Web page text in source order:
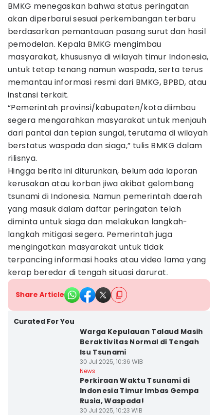
BMKG menegaskan bahwa status peringatan
akan diperbarui sesuai perkembangan terbaru
berdasarkan pemantauan pasang surut dan hasil
pemodelan. Kepala BMKG mengimbau
masyarakat, khususnya di wilayah timur Indonesia,
untuk tetap tenang namun waspada, serta terus
memantau informasi resmi dari BMKG, BPBD, atau
instansi terkait.
“Pemerintah provinsi/kabupaten/kota diimbau
segera mengarahkan masyarakat untuk menjauh
dari pantai dan tepian sungai, terutama di wilayah
berstatus waspada dan siaga,” tulis BMKG dalam
rilisnya.
Hingga berita ini diturunkan, belum ada laporan
kerusakan atau korban jiwa akibat gelombang
tsunami di Indonesia. Namun pemerintah daerah
yang masuk dalam daftar peringatan telah
diminta untuk siaga dan melakukan langkah-
langkah mitigasi segera. Pemerintah juga
mengingatkan masyarakat untuk tidak
terpancing informasi hoaks atau video lama yang
kerap beredar di tengah situasi darurat.
Share Article
Curated For You
Warga Kepulauan Talaud Masih
Beraktivitas Normal di Tengah
Isu Tsunami
30 Jul 2025, 10:36 WIB
News
Perkiraan Waktu Tsunami di
Indonesia Timur Imbas Gempa
Rusia, Waspada!
30 Jul 2025, 10:23 WIB